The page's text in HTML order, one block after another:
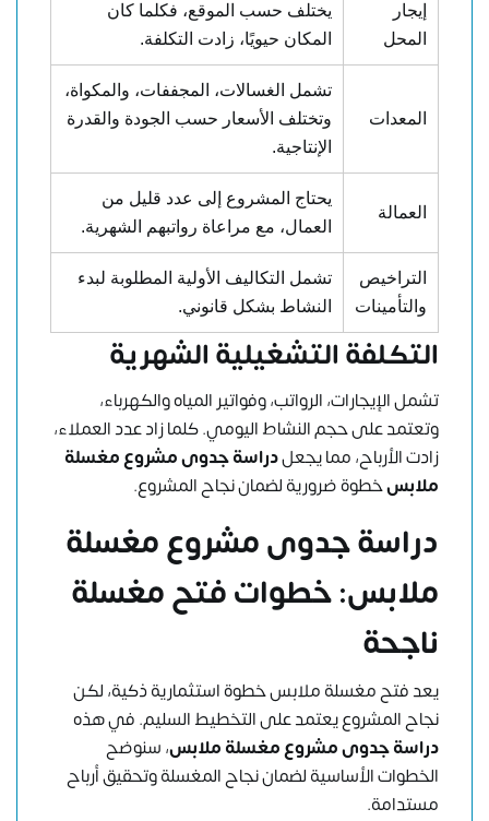
إيجار
المحل
يختلف حسب الموقع، فكلما كان
المكان حيويًا، زادت التكلفة.
المعدات
تشمل الغسالات، المجففات، والمكواة،
وتختلف الأسعار حسب الجودة والقدرة
الإنتاجية.
العمالة
يحتاج المشروع إلى عدد قليل من
العمال، مع مراعاة رواتبهم الشهرية.
التراخيص
والتأمينات
تشمل التكاليف الأولية المطلوبة لبدء
النشاط بشكل قانوني.
التكلفة التشغيلية الشهرية
تشمل الإيجارات، الرواتب، وفواتير المياه والكهرباء،
وتعتمد على حجم النشاط اليومي. كلما زاد عدد العملاء،
زادت الأرباح، مما يجعلدراسة جدوى مشروع مغسلة
ملابسخطوة ضرورية لضمان نجاح المشروع.
دراسة جدوى مشروع مغسلة
ملابس: خطوات فتح مغسلة
ناجحة
يعد فتح مغسلة ملابس خطوة استثمارية ذكية، لكن
نجاح المشروع يعتمد على التخطيط السليم. في هذه
دراسة جدوى مشروع مغسلة ملابس، سنوضح
الخطوات الأساسية لضمان نجاح المغسلة وتحقيق أرباح
مستدامة.